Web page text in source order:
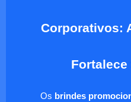
Corporativos:
Fortalece
Os brindes